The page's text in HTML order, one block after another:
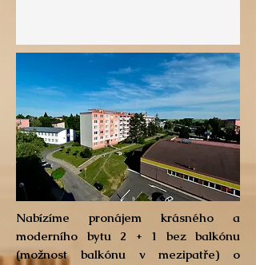
Nabízíme pronájem krásného a
moderního bytu 2 + 1 bez balkónu
(možnost balkónu v mezipatře) o